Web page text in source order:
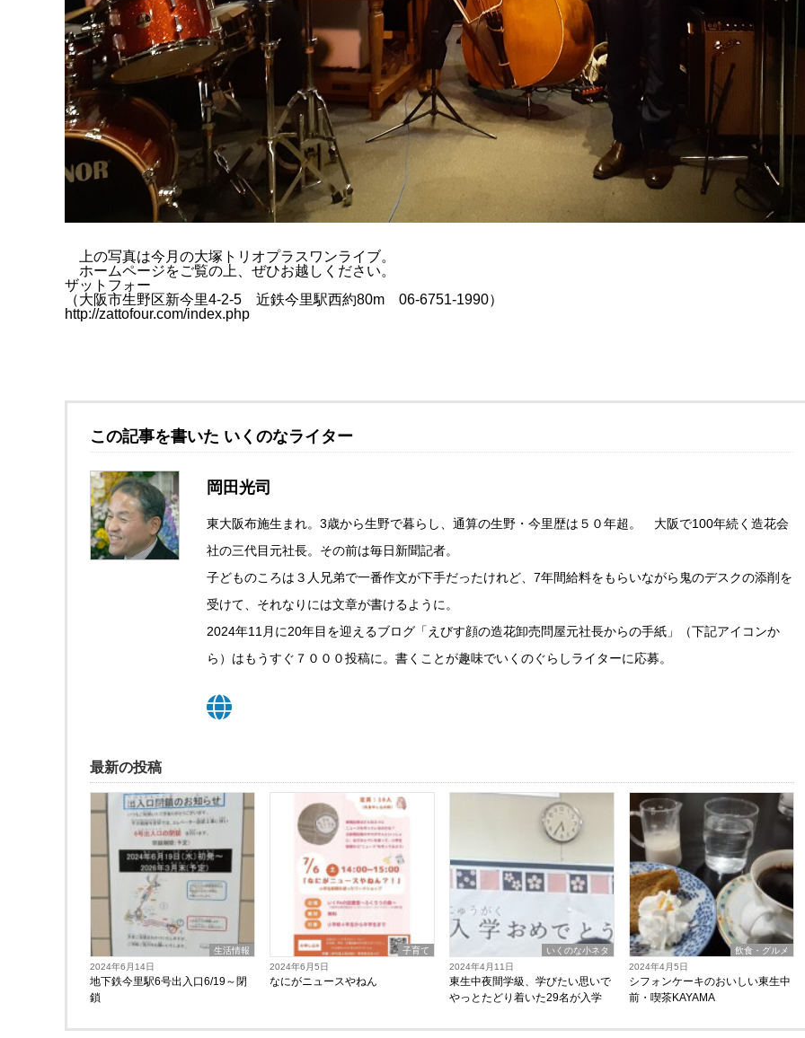
上の写真は今月の大塚トリオプラスワンライブ。
ホームページをご覧の上、ぜひお越しください。
ザットフォー
（大阪市生野区新今里4-2-5 近鉄今里駅西約80m 06-6751-1990）
http://zattofour.com/index.php
この記事を書いた いくのなライター
岡田光司
東大阪布施生まれ。3歳から生野で暮らし、通算の生野・今里歴は５０年超。 大阪で100年続く造花会
社の三代目元社長。その前は毎日新聞記者。
子どものころは３人兄弟で一番作文が下手だったけれど、7年間給料をもらいながら鬼のデスクの添削を
受けて、それなりには文章が書けるように。
2024年11月に20年目を迎えるブログ「えびす顔の造花卸売問屋元社長からの手紙」（下記アイコンか
ら）はもうすぐ７０００投稿に。書くことが趣味でいくのぐらしライターに応募。
最新の投稿
生活情報
2024年6月14日
地下鉄今里駅6号出入口6/19～閉
鎖
子育て
2024年6月5日
なにがニュースやねん
いくのな小ネタ
2024年4月11日
東生中夜間学級、学びたい思いで
やっとたどり着いた29名が入学
飲食・グルメ
2024年4月5日
シフォンケーキのおいしい東生中
前・喫茶KAYAMA